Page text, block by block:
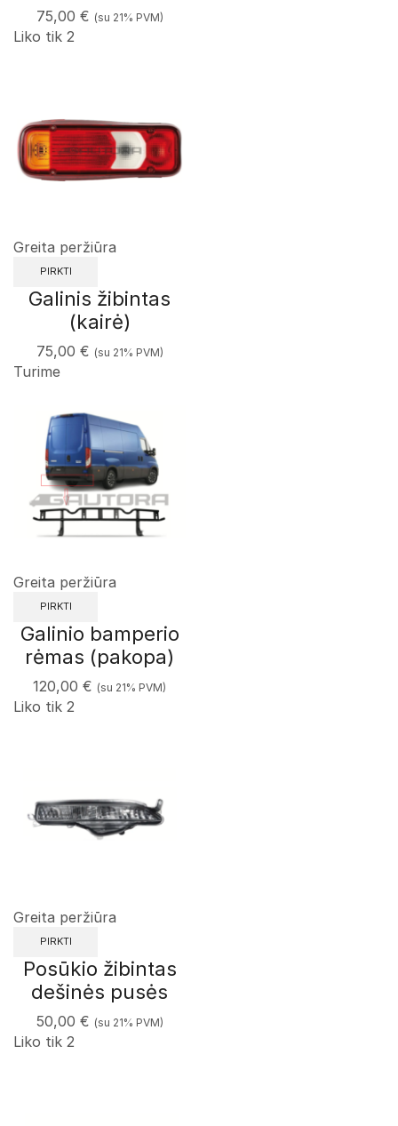
75,00 € (su 21% PVM)
Liko tik 2
Greita peržiūra
PIRKTI
Galinis žibintas
(kairė)
75,00 € (su 21% PVM)
Turime
Greita peržiūra
PIRKTI
Galinio bamperio
rėmas (pakopa)
120,00 € (su 21% PVM)
Liko tik 2
Greita peržiūra
PIRKTI
Posūkio žibintas
dešinės pusės
50,00 € (su 21% PVM)
Liko tik 2